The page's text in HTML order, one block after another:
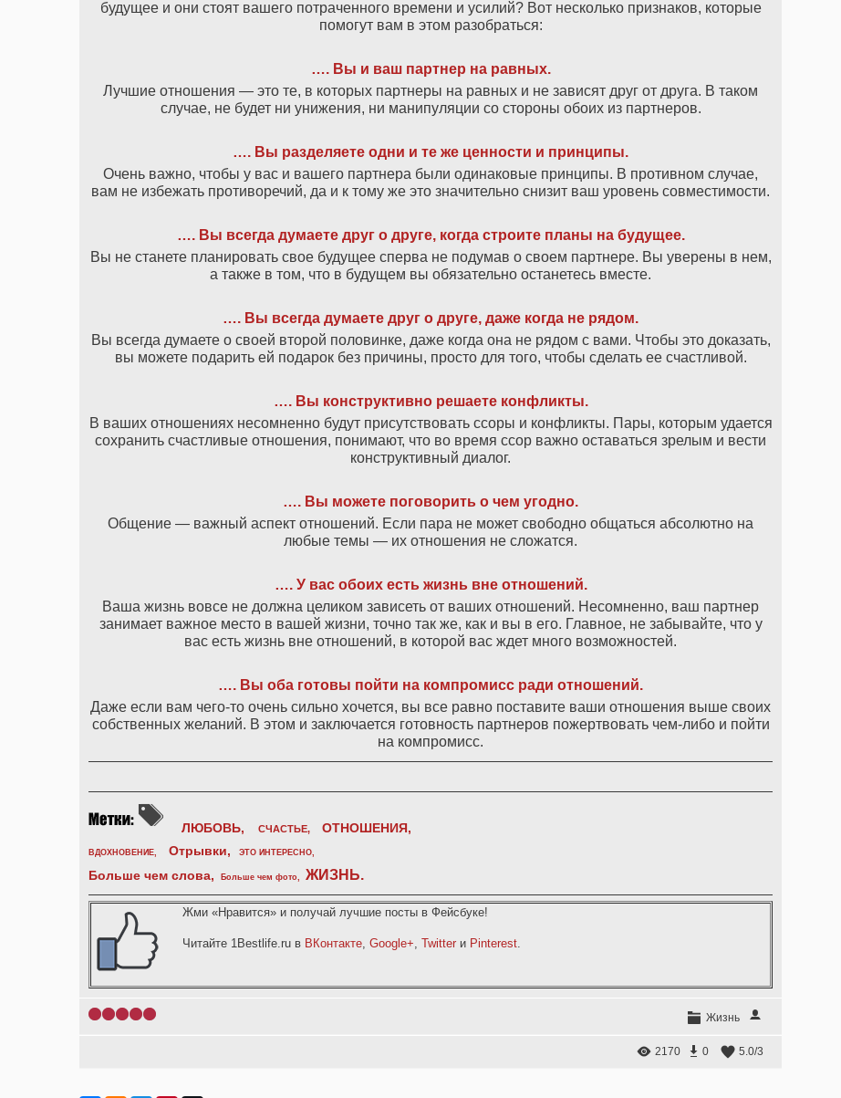
будущее и они стоят вашего потраченного времени и усилий? Вот несколько признаков, которые
помогут вам в этом разобраться:
…. Вы и ваш партнер на равных.
Лучшие отношения — это те, в которых партнеры на равных и не зависят друг от друга. В таком
случае, не будет ни унижения, ни манипуляции со стороны обоих из партнеров.
…. Вы разделяете одни и те же ценности и принципы.
Очень важно, чтобы у вас и вашего партнера были одинаковые принципы. В противном случае,
вам не избежать противоречий, да и к тому же это значительно снизит ваш уровень совместимости.
…. Вы всегда думаете друг о друге, когда строите планы на будущее.
Вы не станете планировать свое будущее сперва не подумав о своем партнере. Вы уверены в нем,
а также в том, что в будущем вы обязательно останетесь вместе.
…. Вы всегда думаете друг о друге, даже когда не рядом.
Вы всегда думаете о своей второй половинке, даже когда она не рядом с вами. Чтобы это доказать,
вы можете подарить ей подарок без причины, просто для того, чтобы сделать ее счастливой.
…. Вы конструктивно решаете конфликты.
В ваших отношениях несомненно будут присутствовать ссоры и конфликты. Пары, которым удается
сохранить счастливые отношения, понимают, что во время ссор важно оставаться зрелым и вести
конструктивный диалог.
…. Вы можете поговорить о чем угодно.
Общение — важный аспект отношений. Если пара не может свободно общаться абсолютно на
любые темы — их отношения не сложатся.
…. У вас обоих есть жизнь вне отношений.
Ваша жизнь вовсе не должна целиком зависеть от ваших отношений. Несомненно, ваш партнер
занимает важное место в вашей жизни, точно так же, как и вы в его. Главное, не забывайте, что у
вас есть жизнь вне отношений, в которой вас ждет много возможностей.
…. Вы оба готовы пойти на компромисс ради отношений.
Даже если вам чего-то очень сильно хочется, вы все равно поставите ваши отношения выше своих
собственных желаний. В этом и заключается готовность партнеров пожертвовать чем-либо и пойти
на компромисс.
ЛЮБОВЬ, СЧАСТЬЕ, ОТНОШЕНИЯ,
ВДОХНОВЕНИЕ, Отрывки, ЭТО ИНТЕРЕСНО,
Больше чем слова, Больше чем фото, ЖИЗНЬ.
Жми «Нравится» и получай лучшие посты в Фейсбуке!
Читайте 1Bestlife.ru в ВКонтакте, Google+, Twitter и Pinterest.
1 2 3 4 Жизнь
2170 0 5.0/3